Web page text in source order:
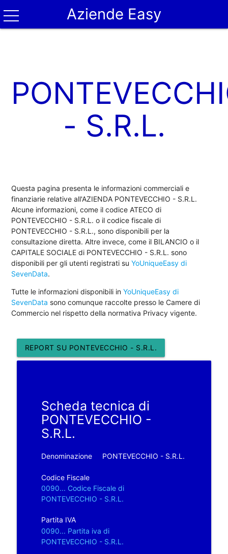
Aziende Easy
- S.R.L.
Questa pagina presenta le informazioni commerciali e
finanziarie relative all'AZIENDA PONTEVECCHIO - S.R.L.
Alcune informazioni, come il codice ATECO di
PONTEVECCHIO - S.R.L. o il codice fiscale di
PONTEVECCHIO - S.R.L., sono disponibili per la
consultazione diretta. Altre invece, come il BILANCIO o il
CAPITALE SOCIALE di PONTEVECCHIO - S.R.L. sono
disponibili per gli utenti registrati suYoUniqueEasy di
SevenData.
Tutte le informazioni disponibili inYoUniqueEasy di
SevenData sono comunque raccolte presso le Camere di
Commercio nel rispetto della normativa Privacy vigente.
REPORT SU PONTEVECCHIO - S.R.L.
Scheda tecnica di
PONTEVECCHIO -
S.R.L.
Denominazione PONTEVECCHIO - S.R.L.
Codice Fiscale
0090... Codice Fiscale di
PONTEVECCHIO - S.R.L.
Partita IVA
0090... Partita iva di
PONTEVECCHIO - S.R.L.